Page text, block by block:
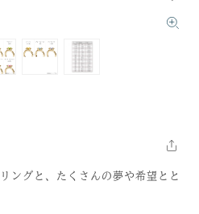
ングと、たくさんの夢や希望とと